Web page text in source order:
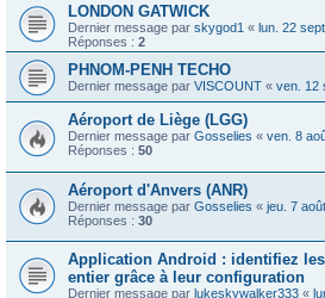
LONDON GATWICK
Dernier message par skygod1 « lun. 22
Réponses : 2
PHNOM-PENH TECHO
Dernier message par VISCOUNT « ven. 12
Aéroport de Liège (LGG)
Dernier message par Gosselies « ven. 8
Réponses : 50
Aéroport d'Anvers (ANR)
Dernier message par Gosselies « jeu. 7
Réponses : 30
Application Android : identifiez
entier grâce à leur configuration
Dernier message par lukeskywalker333 «